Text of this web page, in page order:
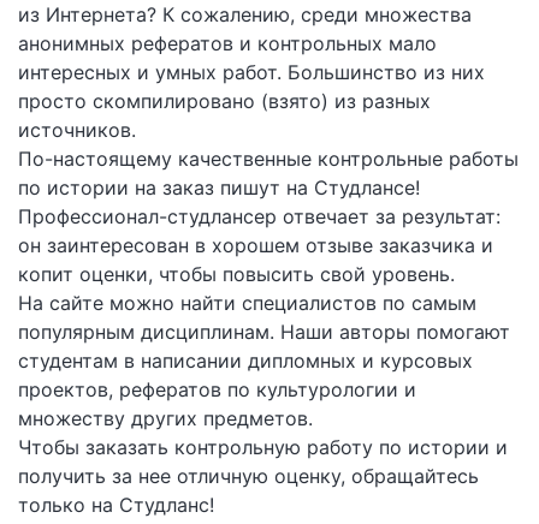
из Интернета? К сожалению, среди множества
анонимных рефератов и контрольных мало
интересных и умных работ. Большинство из них
просто скомпилировано (взято) из разных
источников.
По-настоящему качественные контрольные работы
по истории на заказ пишут на Студлансе!
Профессионал-студлансер отвечает за результат:
он заинтересован в хорошем отзыве заказчика и
копит оценки, чтобы повысить свой уровень.
На сайте можно найти специалистов по самым
популярным дисциплинам. Наши авторы помогают
студентам в написании дипломных и курсовых
проектов, рефератов по культурологии и
множеству других предметов.
Чтобы заказать контрольную работу по истории и
получить за нее отличную оценку, обращайтесь
только на Студланс!